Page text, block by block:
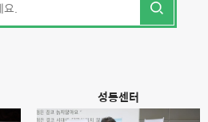
성동센터